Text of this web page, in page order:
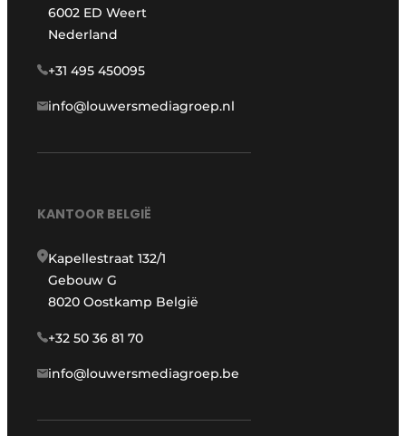
6002 ED Weert
Nederland
+31 495 450095
info@louwersmediagroep.nl
KANTOOR BELGIË
Kapellestraat 132/1
Gebouw G
8020 Oostkamp België
+32 50 36 81 70
info@louwersmediagroep.be